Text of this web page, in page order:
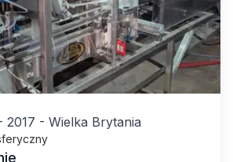
2017 - Wielka Brytania